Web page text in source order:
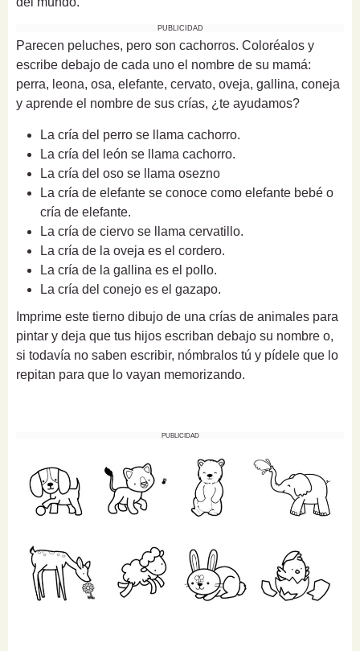
PUBLICIDAD
Parecen peluches, pero son cachorros. Coloréalos y
escribe debajo de cada uno el nombre de su mamá:
perra, leona, osa, elefante, cervato, oveja, gallina, coneja
y aprende el nombre de sus crías, ¿te ayudamos?
La cría del perro se llama cachorro.
La cría del león se llama cachorro.
La cría del oso se llama osezno
La cría de elefante se conoce como elefante bebé o
cría de elefante.
La cría de ciervo se llama cervatillo.
La cría de la oveja es el cordero.
La cría de la gallina es el pollo.
La cría del conejo es el gazapo.
Imprime este tierno dibujo de una crías de animales para
pintar y deja que tus hijos escriban debajo su nombre o,
si todavía no saben escribir, nómbralos tú y pídele que lo
repitan para que lo vayan memorizando.
PUBLICIDAD